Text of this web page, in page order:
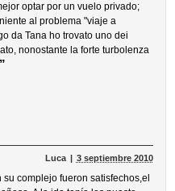
optar por un vuelo privado;
al problema "viaje a
da Tana ho trovato uno dei
nonostante la forte turbolenza
”
Luca 3 septiembre 2010
complejo fueron satisfechos,el